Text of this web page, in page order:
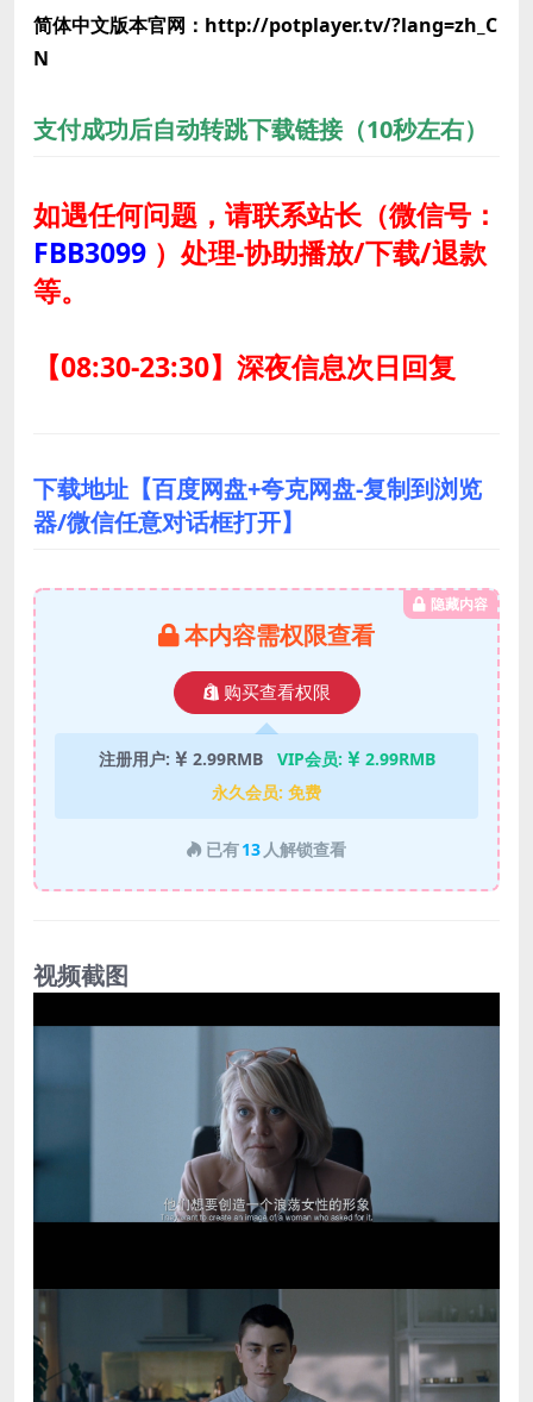
简体中文版本官网：http://potplayer.tv/?lang=zh_C
N
支付成功后自动转跳下载链接（10秒左右）
如遇任何问题，请联系站长（微信号：
FBB3099 ） 处理-协助播放/下载/退款
等。
【08:30-23:30】深夜信息次日回复
下载地址【百度网盘+夸克网盘-复制到浏览
器/微信任意对话框打开】
隐藏内容
本内容需权限查看
购买查看权限
注册用户: 2.99RMB VIP会员:
2.99RMB
永久会员: 免费
已有13 人解锁查看
视频截图